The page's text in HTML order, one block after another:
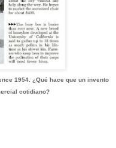
1954. ¿Qué hace que un invento
cotidiano?